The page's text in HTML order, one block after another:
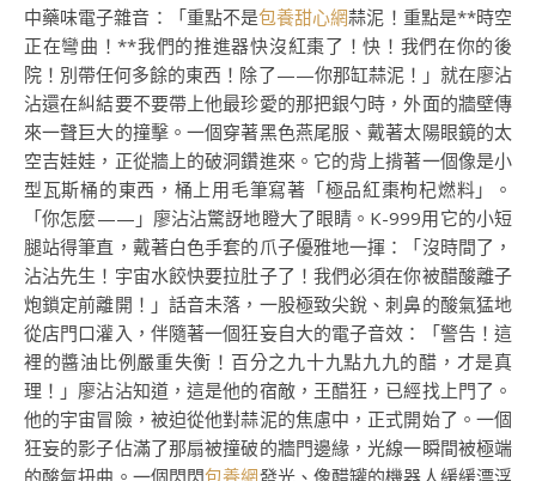
中藥味電子雜音：「重點不是包養甜心網蒜泥！重點是**時空
正在彎曲！**我們的推進器快沒紅棗了！快！我們在你的後
院！別帶任何多餘的東西！除了——你那缸蒜泥！」就在廖沾
沾還在糾結要不要帶上他最珍愛的那把銀勺時，外面的牆壁傳
來一聲巨大的撞擊。一個穿著黑色燕尾服、戴著太陽眼鏡的太
空吉娃娃，正從牆上的破洞鑽進來。它的背上揹著一個像是小
型瓦斯桶的東西，桶上用毛筆寫著「極品紅棗枸杞燃料」。
「你怎麼——」廖沾沾驚訝地瞪大了眼睛。K-999用它的小短
腿站得筆直，戴著白色手套的爪子優雅地一揮：「沒時間了，
沾沾先生！宇宙水餃快要拉肚子了！我們必須在你被醋酸離子
炮鎖定前離開！」話音未落，一股極致尖銳、刺鼻的酸氣猛地
從店門口灌入，伴隨著一個狂妄自大的電子音效：「警告！這
裡的醬油比例嚴重失衡！百分之九十九點九九的醋，才是真
理！」廖沾沾知道，這是他的宿敵，王醋狂，已經找上門了。
他的宇宙冒險，被迫從他對蒜泥的焦慮中，正式開始了。一個
狂妄的影子佔滿了那扇被撞破的牆門邊緣，光線一瞬間被極端
的酸氣扭曲。一個閃閃包養網發光、像醋罐的機器人緩緩漂浮